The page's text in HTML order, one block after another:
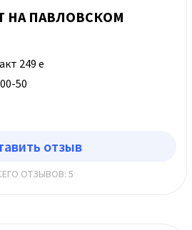
НА ПАВЛОВСКОМ
249 е
50
отзыв
ОТЗЫВОВ: 5